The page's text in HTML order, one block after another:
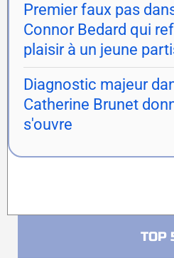
Premier faux pas
Connor Bedard qui
plaisir à un jeune
Diagnostic majeur
Catherine Brunet
s'ouvre
TOP